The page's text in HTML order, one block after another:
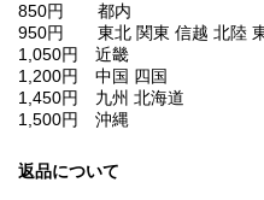
850円 都内
950円 東北 関東 信越 北陸
1,050円 近畿
1,200円 中国 四国
1,450円 九州 北海道
1,500円 沖縄
返品について